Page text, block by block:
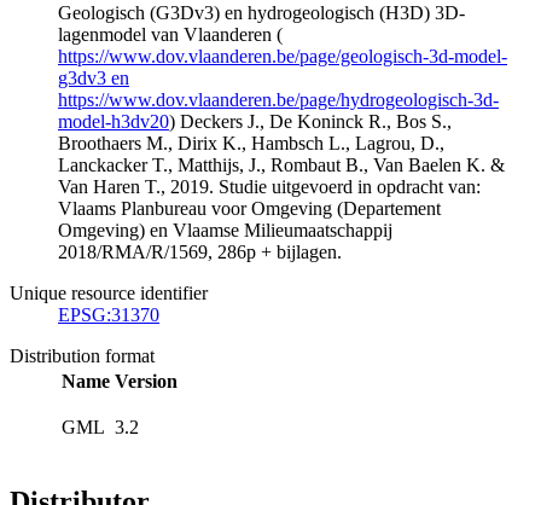
Geologisch (G3Dv3) en hydrogeologisch (H3D) 3D-
lagenmodel van Vlaanderen (
https://www.dov.vlaanderen.be/page/geologisch-3d-model-
g3dv3 en
https://www.dov.vlaanderen.be/page/hydrogeologisch-3d-
model-h3dv20) Deckers J., De Koninck R., Bos S.,
Broothaers M., Dirix K., Hambsch L., Lagrou, D.,
Lanckacker T., Matthijs, J., Rombaut B., Van Baelen K. &
Van Haren T., 2019. Studie uitgevoerd in opdracht van:
Vlaams Planbureau voor Omgeving (Departement
Omgeving) en Vlaamse Milieumaatschappij
2018/RMA/R/1569, 286p + bijlagen.
Unique resource identifier
EPSG:31370
Distribution format
Name Version
GML 3.2